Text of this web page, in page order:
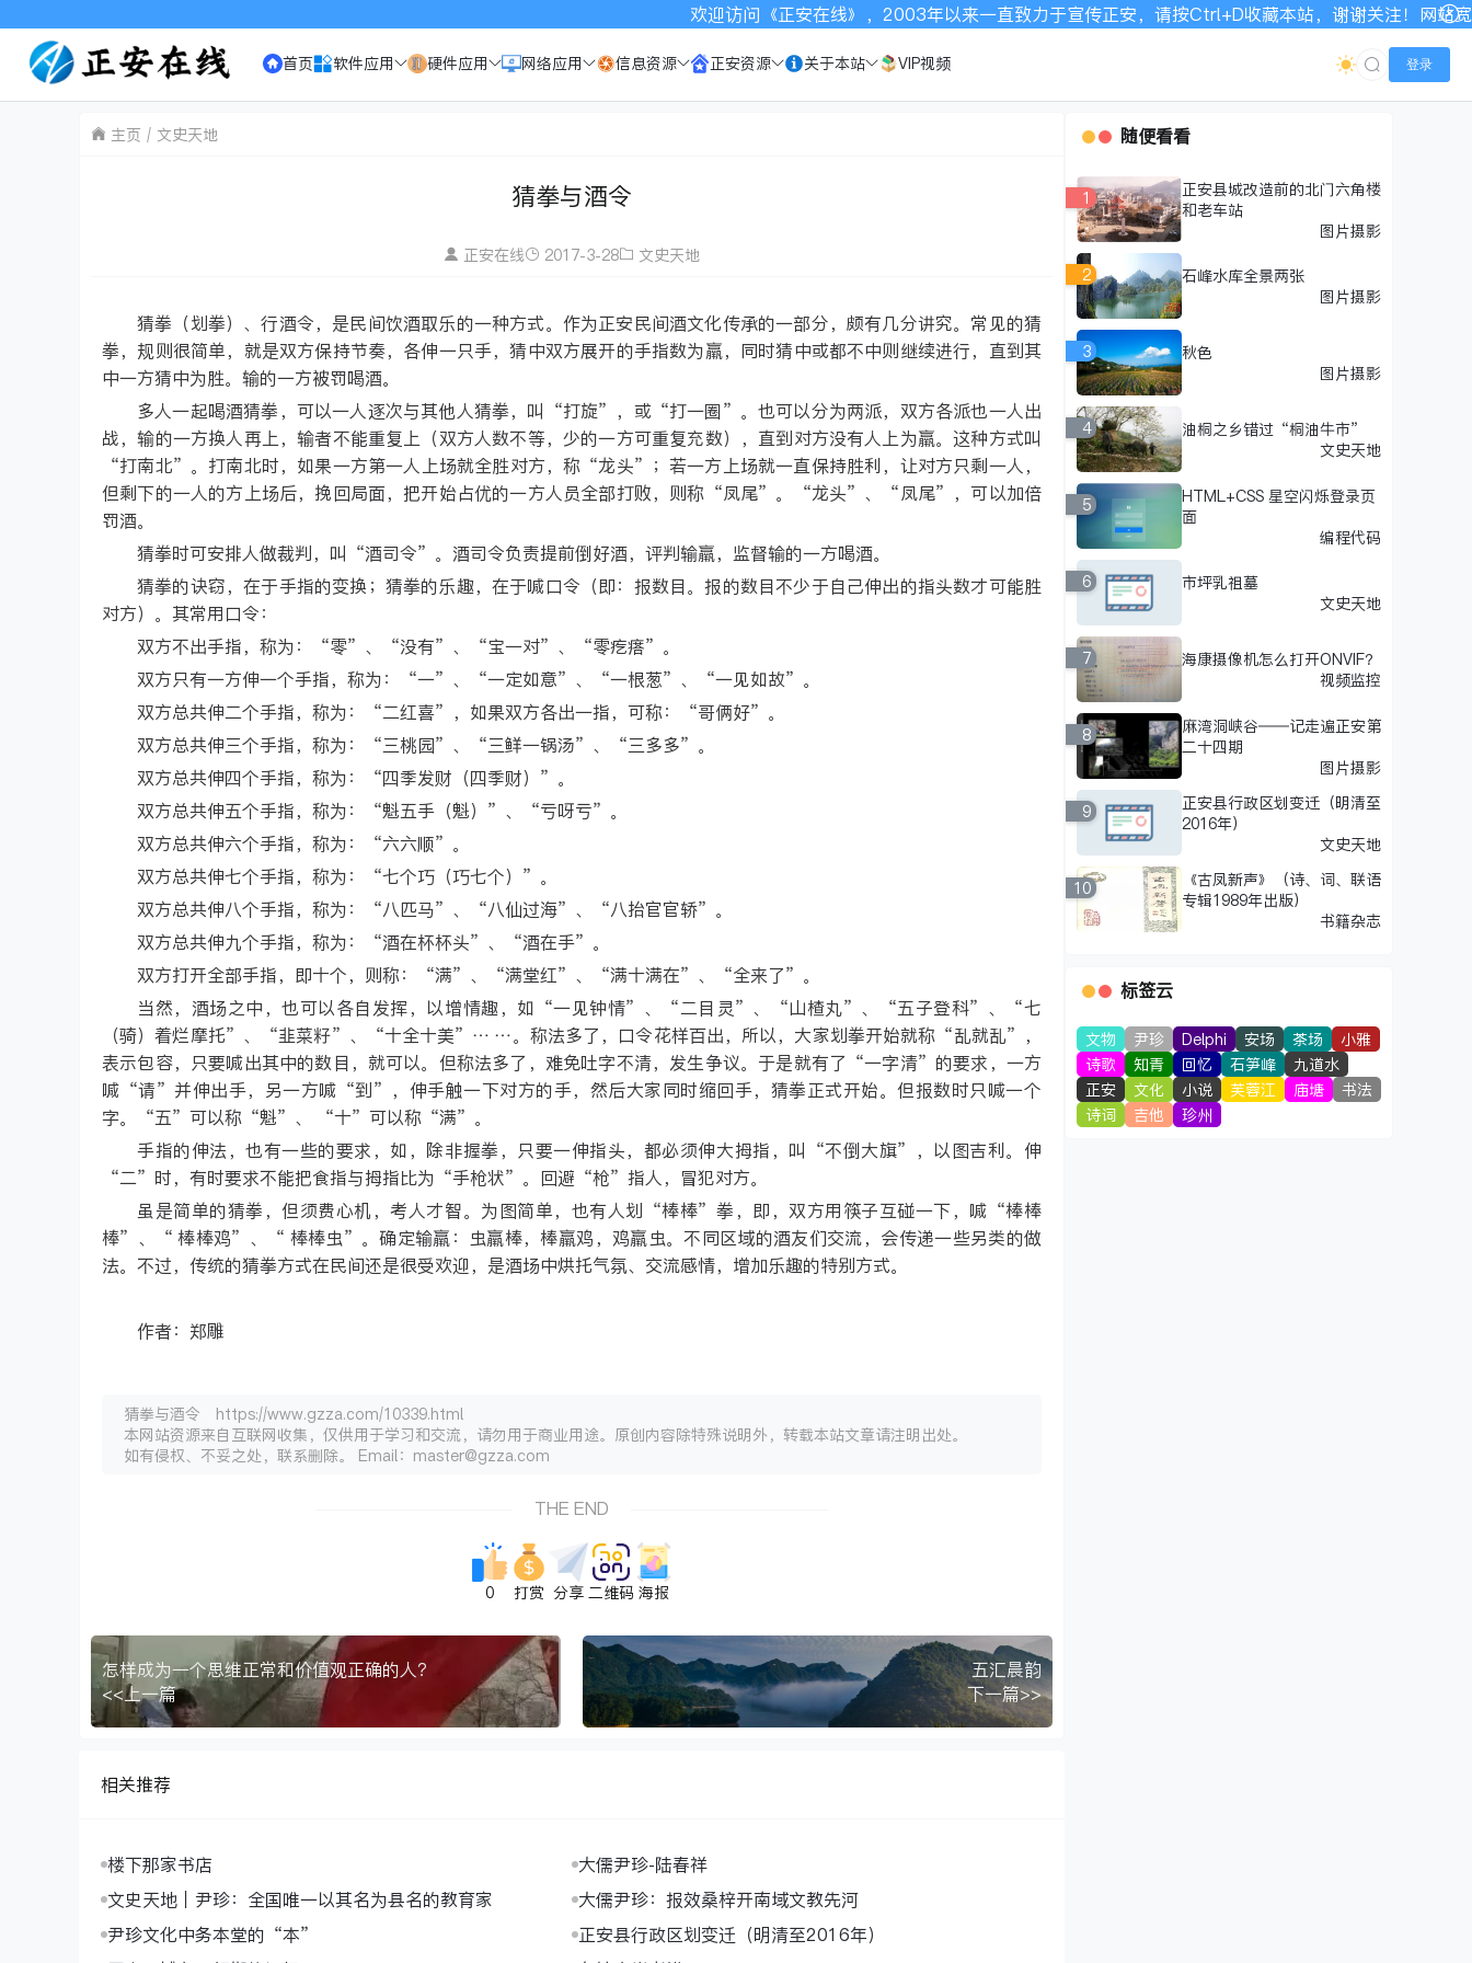
欢迎访问《正安在线》，2003年以来一直致力于宣传正安，请按Ctrl+D收藏本站，谢谢关注！网站宽带有限
首页 软件应用 硬件应用 网络应用 信息资源 正安资源 关于本站 VIP视频 登录
主页 文史天地
猜拳与酒令
正安在线 2017-3-28 文史天地
猜拳（划拳）、行酒令，是民间饮酒取乐的一种方式。作为正安民间酒文化传承的一部分，颇有几分讲究。常见的猜
拳，规则很简单，就是双方保持节奏，各伸一只手，猜中双方展开的手指数为羸，同时猜中或都不中则继续进行，直到其
中一方猜中为胜。输的一方被罚喝酒。
多人一起喝酒猜拳，可以一人逐次与其他人猜拳，叫“打旋”，或“打一圈”。也可以分为两派，双方各派也一人出
战，输的一方换人再上，输者不能重复上（双方人数不等，少的一方可重复充数），直到对方没有人上为羸。这种方式叫
“打南北”。打南北时，如果一方第一人上场就全胜对方，称“龙头”；若一方上场就一直保持胜利，让对方只剩一人，
但剩下的一人的方上场后，挽回局面，把开始占优的一方人员全部打败，则称“凤尾”。“龙头”、“凤尾”，可以加倍
罚酒。
猜拳时可安排人做裁判，叫“酒司令”。酒司令负责提前倒好酒，评判输羸，监督输的一方喝酒。
猜拳的诀窃，在于手指的变换；猜拳的乐趣，在于喊口令（即：报数目。报的数目不少于自己伸出的指头数才可能胜
对方）。其常用口令：
双方不出手指，称为：“零”、“没有”、“宝一对”、“零疙瘩”。
双方只有一方伸一个手指，称为：“一”、“一定如意”、“一根葱”、“一见如故”。
双方总共伸二个手指，称为：“二红喜”，如果双方各出一指，可称：“哥俩好”。
双方总共伸三个手指，称为：“三桃园”、“三鲜一锅汤”、“三多多”。
双方总共伸四个手指，称为：“四季发财（四季财）”。
双方总共伸五个手指，称为：“魁五手（魁）”、“亏呀亏”。
双方总共伸六个手指，称为：“六六顺”。
双方总共伸七个手指，称为：“七个巧（巧七个）”。
双方总共伸八个手指，称为：“八匹马”、“八仙过海”、“八抬官官轿”。
双方总共伸九个手指，称为：“酒在杯杯头”、“酒在手”。
双方打开全部手指，即十个，则称：“满”、“满堂红”、“满十满在”、“全来了”。
当然，酒场之中，也可以各自发挥，以增情趣，如“一见钟情”、“二目灵”、“山楂丸”、“五子登科”、“七
（骑）着烂摩托”、“韭菜籽”、“十全十美”… …。称法多了，口令花样百出，所以，大家划拳开始就称“乱就乱”，
表示包容，只要喊出其中的数目，就可以。但称法多了，难免吐字不清，发生争议。于是就有了“一字清”的要求，一方
喊“请”并伸出手，另一方喊“到”，伸手触一下对方的手，然后大家同时缩回手，猜拳正式开始。但报数时只喊一个
字。“五”可以称“魁”、 “十”可以称“满”。
手指的伸法，也有一些的要求，如，除非握拳，只要一伸指头，都必须伸大拇指，叫“不倒大旗”，以图吉利。伸
“二”时，有时要求不能把食指与拇指比为“手枪状”。回避“枪”指人，冒犯对方。
虽是简单的猜拳，但须费心机，考人才智。为图简单，也有人划“棒棒”拳，即，双方用筷子互碰一下，喊“棒棒
棒”、“ 棒棒鸡”、“ 棒棒虫”。确定输羸：虫羸棒，棒羸鸡，鸡羸虫。不同区域的酒友们交流，会传递一些另类的做
法。不过，传统的猜拳方式在民间还是很受欢迎，是酒场中烘托气氛、交流感情，增加乐趣的特别方式。
作者：郑雕
猜拳与酒令 https://www.gzza.com/10339.html
本网站资源来自互联网收集，仅供用于学习和交流，请勿用于商业用途。原创内容除特殊说明外，转载本站文章请注明出处。
如有侵权、不妥之处，联系删除。 Email：master@gzza.com
THE END
0 打赏 分享 二维码 海报
怎样成为一个思维正常和价值观正确的人？
<<上一篇
五汇晨韵
下一篇>>
相关推荐
楼下那家书店
大儒尹珍-陆春祥
文史天地｜尹珍：全国唯一以其名为县名的教育家
大儒尹珍：报效桑梓开南域文教先河
尹珍文化中务本堂的“本”
正安县行政区划变迁（明清至2016年）
随便看看
1
正安县城改造前的北门六角楼
和老车站
图片摄影
2
石峰水库全景两张
图片摄影
3
秋色
图片摄影
4
油桐之乡错过“桐油牛市”
文史天地
5
HTML+CSS 星空闪烁登录页
面
编程代码
6
市坪乳祖墓
文史天地
7
海康摄像机怎么打开ONVIF？
视频监控
8
麻湾洞峡谷——记走遍正安第
二十四期
图片摄影
9
正安县行政区划变迁（明清至
2016年）
文史天地
10
《古凤新声》（诗、词、联语
专辑1989年出版）
书籍杂志
标签云
文物 尹珍 Delphi 安场 茶场
小雅
诗歌
知青 回忆 石笋峰
九道水
正安
文化 小说 芙蓉江 庙塘
书法
诗词
吉他 珍州